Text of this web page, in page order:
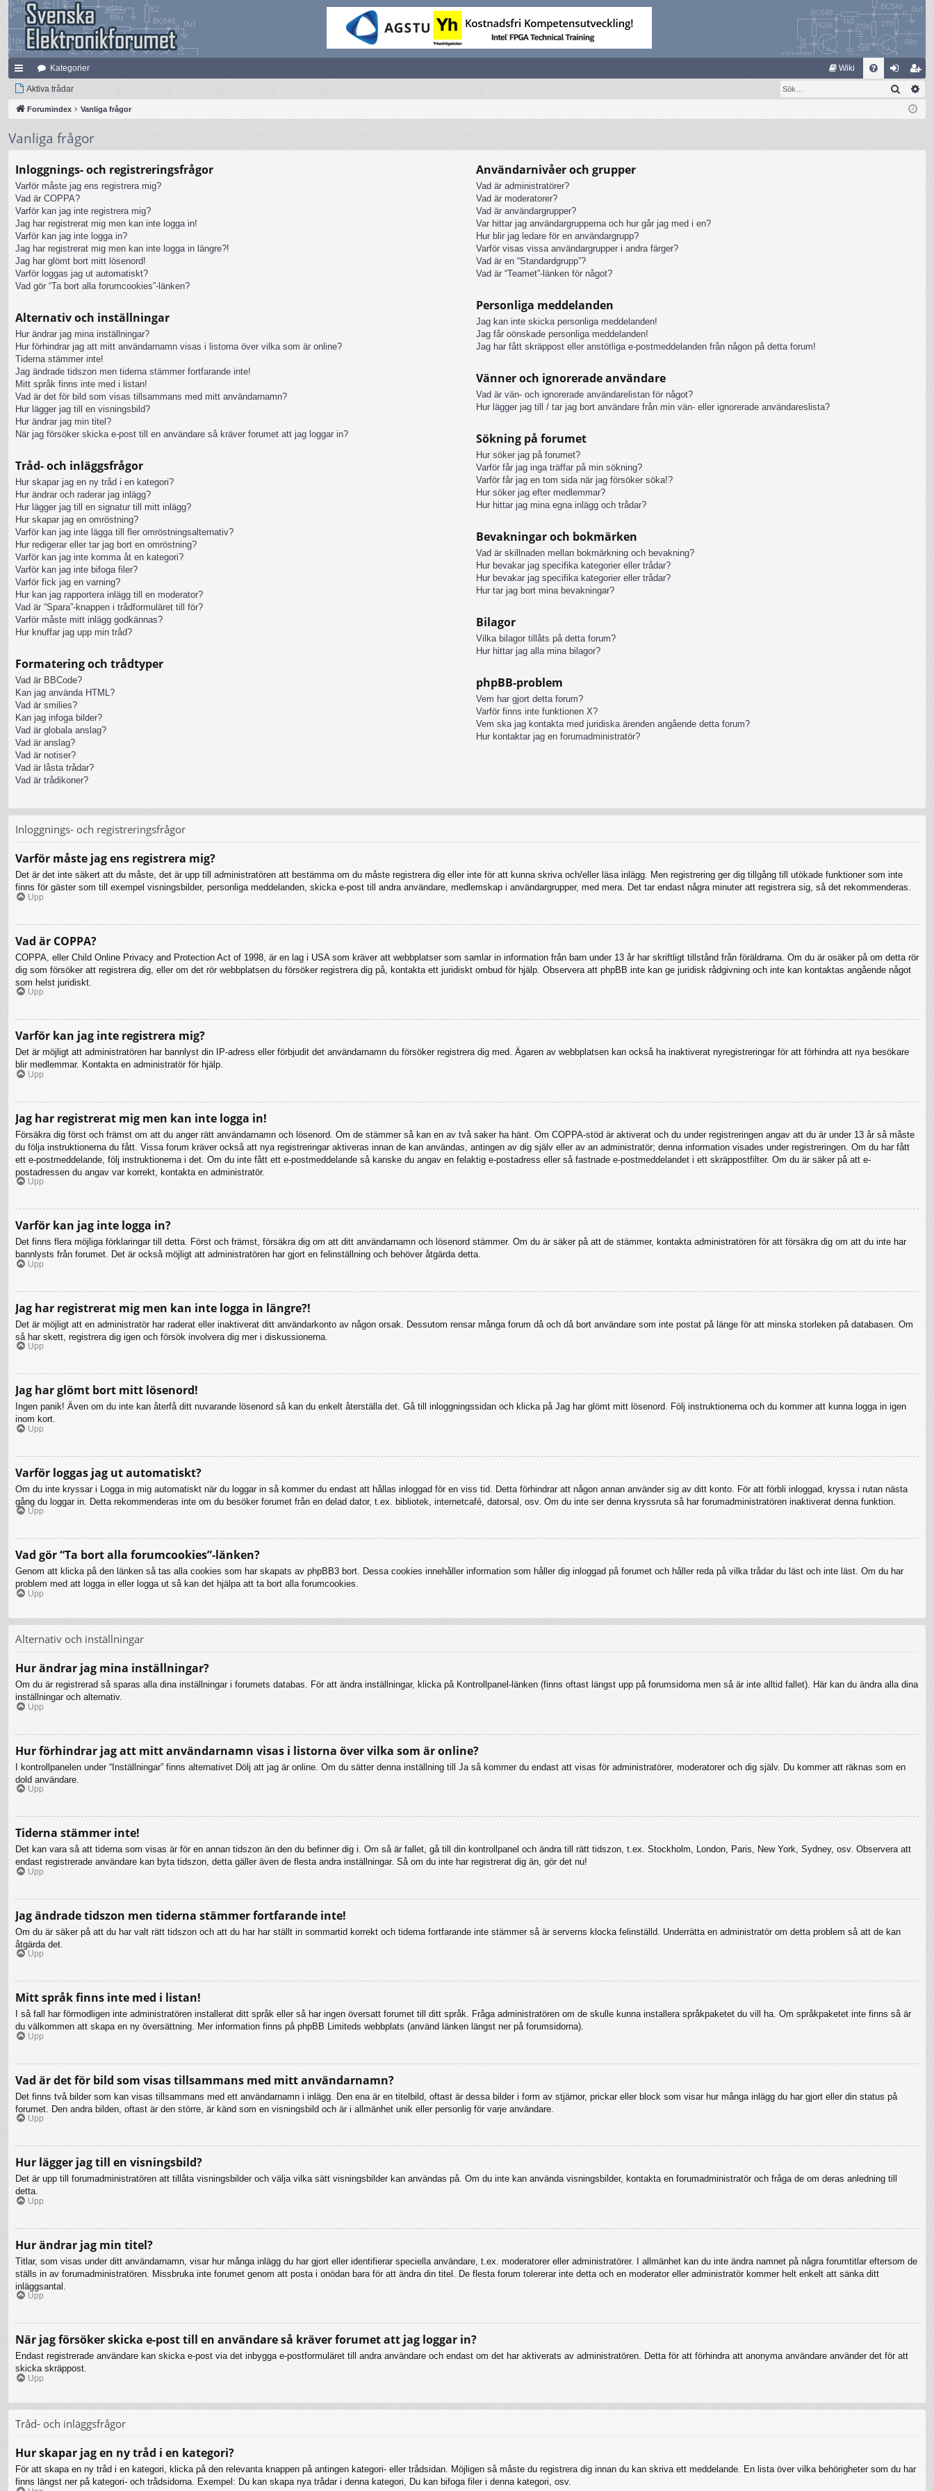
na
bb
nk
ar
Kategorier Wiki
og li
m
le
Aktiva trådar Sök
Forumindex Vanliga frågor
Vanliga frågor
Inloggnings- och registreringsfrågor
Varför måste jag ens registrera mig?
Vad är COPPA?
Varför kan jag inte registrera mig?
Jag har registrerat mig men kan inte logga in!
Varför kan jag inte logga in?
Jag har registrerat mig men kan inte logga in längre?!
Jag har glömt bort mitt lösenord!
Varför loggas jag ut automatiskt?
Vad gör “Ta bort alla forumcookies”-länken?
Alternativ och inställningar
Hur ändrar jag mina inställningar?
Hur förhindrar jag att mitt användarnamn visas i listorna över vilka som är online?
Tiderna stämmer inte!
Jag ändrade tidszon men tiderna stämmer fortfarande inte!
Mitt språk finns inte med i listan!
Vad är det för bild som visas tillsammans med mitt användarnamn?
Hur lägger jag till en visningsbild?
Hur ändrar jag min titel?
När jag försöker skicka e-post till en användare så kräver forumet att jag loggar in?
Tråd- och inläggsfrågor
Hur skapar jag en ny tråd i en kategori?
Hur ändrar och raderar jag inlägg?
Hur lägger jag till en signatur till mitt inlägg?
Hur skapar jag en omröstning?
Varför kan jag inte lägga till fler omröstningsalternativ?
Hur redigerar eller tar jag bort en omröstning?
Varför kan jag inte komma åt en kategori?
Varför kan jag inte bifoga filer?
Varför fick jag en varning?
Hur kan jag rapportera inlägg till en moderator?
Vad är “Spara”-knappen i trådformuläret till för?
Varför måste mitt inlägg godkännas?
Hur knuffar jag upp min tråd?
Formatering och trådtyper
Vad är BBCode?
Kan jag använda HTML?
Vad är smilies?
Kan jag infoga bilder?
Vad är globala anslag?
Vad är anslag?
Vad är notiser?
Vad är låsta trådar?
Vad är trådikoner?
Användarnivåer och grupper
Vad är administratörer?
Vad är moderatorer?
Vad är användargrupper?
Var hittar jag användargrupperna och hur går jag med i en?
Hur blir jag ledare för en användargrupp?
Varför visas vissa användargrupper i andra färger?
Vad är en “Standardgrupp”?
Vad är “Teamet”-länken för något?
Personliga meddelanden
Jag kan inte skicka personliga meddelanden!
Jag får oönskade personliga meddelanden!
Jag har fått skräppost eller anstötliga e-postmeddelanden från någon på detta forum!
Vänner och ignorerade användare
Vad är vän- och ignorerade användarelistan för något?
Hur lägger jag till / tar jag bort användare från min vän- eller ignorerade användareslista?
Sökning på forumet
Hur söker jag på forumet?
Varför får jag inga träffar på min sökning?
Varför får jag en tom sida när jag försöker söka!?
Hur söker jag efter medlemmar?
Hur hittar jag mina egna inlägg och trådar?
Bevakningar och bokmärken
Vad är skillnaden mellan bokmärkning och bevakning?
Hur bevakar jag specifika kategorier eller trådar?
Hur bevakar jag specifika kategorier eller trådar?
Hur tar jag bort mina bevakningar?
Bilagor
Vilka bilagor tillåts på detta forum?
Hur hittar jag alla mina bilagor?
phpBB-problem
Vem har gjort detta forum?
Varför finns inte funktionen X?
Vem ska jag kontakta med juridiska ärenden angående detta forum?
Hur kontaktar jag en forumadministratör?
Inloggnings- och registreringsfrågor
Varför måste jag ens registrera mig?
Det är det inte säkert att du måste, det är upp till administratören att bestämma om du måste registrera dig eller inte för att kunna skriva och/eller läsa inlägg. Men registrering ger dig tillgång till utökade funktioner som inte
finns för gäster som till exempel visningsbilder, personliga meddelanden, skicka e-post till andra användare, medlemskap i användargrupper, med mera. Det tar endast några minuter att registrera sig, så det rekommenderas.
Upp
Vad är COPPA?
COPPA, eller Child Online Privacy and Protection Act of 1998, är en lag i USA som kräver att webbplatser som samlar in information från barn under 13 år har skriftligt tillstånd från föräldrarna. Om du är osäker på om detta rör
dig som försöker att registrera dig, eller om det rör webbplatsen du försöker registrera dig på, kontakta ett juridiskt ombud för hjälp. Observera att phpBB inte kan ge juridisk rådgivning och inte kan kontaktas angående något
som helst juridiskt.
Upp
Varför kan jag inte registrera mig?
Det är möjligt att administratören har bannlyst din IP-adress eller förbjudit det användarnamn du försöker registrera dig med. Ägaren av webbplatsen kan också ha inaktiverat nyregistreringar för att förhindra att nya besökare
blir medlemmar. Kontakta en administratör för hjälp.
Upp
Jag har registrerat mig men kan inte logga in!
Försäkra dig först och främst om att du anger rätt användarnamn och lösenord. Om de stämmer så kan en av två saker ha hänt. Om COPPA-stöd är aktiverat och du under registreringen angav att du är under 13 år så måste
du följa instruktionerna du fått. Vissa forum kräver också att nya registreringar aktiveras innan de kan användas, antingen av dig själv eller av an administratör; denna information visades under registreringen. Om du har fått
ett e-postmeddelande, följ instruktionerna i det. Om du inte fått ett e-postmeddelande så kanske du angav en felaktig e-postadress eller så fastnade e-postmeddelandet i ett skräppostfilter. Om du är säker på att e-
postadressen du angav var korrekt, kontakta en administratör.
Upp
Varför kan jag inte logga in?
Det finns flera möjliga förklaringar till detta. Först och främst, försäkra dig om att ditt användarnamn och lösenord stämmer. Om du är säker på att de stämmer, kontakta administratören för att försäkra dig om att du inte har
bannlysts från forumet. Det är också möjligt att administratören har gjort en felinställning och behöver åtgärda detta.
Upp
Jag har registrerat mig men kan inte logga in längre?!
Det är möjligt att en administratör har raderat eller inaktiverat ditt användarkonto av någon orsak. Dessutom rensar många forum då och då bort användare som inte postat på länge för att minska storleken på databasen. Om
så har skett, registrera dig igen och försök involvera dig mer i diskussionerna.
Upp
Jag har glömt bort mitt lösenord!
Ingen panik! Även om du inte kan återfå ditt nuvarande lösenord så kan du enkelt återställa det. Gå till inloggningssidan och klicka på Jag har glömt mitt lösenord. Följ instruktionerna och du kommer att kunna logga in igen
inom kort.
Upp
Varför loggas jag ut automatiskt?
Om du inte kryssar i Logga in mig automatiskt när du loggar in så kommer du endast att hållas inloggad för en viss tid. Detta förhindrar att någon annan använder sig av ditt konto. För att förbli inloggad, kryssa i rutan nästa
gång du loggar in. Detta rekommenderas inte om du besöker forumet från en delad dator, t.ex. bibliotek, internetcafé, datorsal, osv. Om du inte ser denna kryssruta så har forumadministratören inaktiverat denna funktion.
Upp
Vad gör “Ta bort alla forumcookies”-länken?
Genom att klicka på den länken så tas alla cookies som har skapats av phpBB3 bort. Dessa cookies innehåller information som håller dig inloggad på forumet och håller reda på vilka trådar du läst och inte läst. Om du har
problem med att logga in eller logga ut så kan det hjälpa att ta bort alla forumcookies.
Upp
Alternativ och inställningar
Hur ändrar jag mina inställningar?
Om du är registrerad så sparas alla dina inställningar i forumets databas. För att ändra inställningar, klicka på Kontrollpanel-länken (finns oftast längst upp på forumsidorna men så är inte alltid fallet). Här kan du ändra alla dina
inställningar och alternativ.
Upp
Hur förhindrar jag att mitt användarnamn visas i listorna över vilka som är online?
I kontrollpanelen under “Inställningar” finns alternativet Dölj att jag är online. Om du sätter denna inställning till Ja så kommer du endast att visas för administratörer, moderatorer och dig själv. Du kommer att räknas som en
dold användare.
Upp
Tiderna stämmer inte!
Det kan vara så att tiderna som visas är för en annan tidszon än den du befinner dig i. Om så är fallet, gå till din kontrollpanel och ändra till rätt tidszon, t.ex. Stockholm, London, Paris, New York, Sydney, osv. Observera att
endast registrerade användare kan byta tidszon, detta gäller även de flesta andra inställningar. Så om du inte har registrerat dig än, gör det nu!
Upp
Jag ändrade tidszon men tiderna stämmer fortfarande inte!
Om du är säker på att du har valt rätt tidszon och att du har har ställt in sommartid korrekt och tiderna fortfarande inte stämmer så är serverns klocka felinställd. Underrätta en administratör om detta problem så att de kan
åtgärda det.
Upp
Mitt språk finns inte med i listan!
I så fall har förmodligen inte administratören installerat ditt språk eller så har ingen översatt forumet till ditt språk. Fråga administratören om de skulle kunna installera språkpaketet du vill ha. Om språkpaketet inte finns så är
du välkommen att skapa en ny översättning. Mer information finns på phpBB Limiteds webbplats (använd länken längst ner på forumsidorna).
Upp
Vad är det för bild som visas tillsammans med mitt användarnamn?
Det finns två bilder som kan visas tillsammans med ett användarnamn i inlägg. Den ena är en titelbild, oftast är dessa bilder i form av stjärnor, prickar eller block som visar hur många inlägg du har gjort eller din status på
forumet. Den andra bilden, oftast är den större, är känd som en visningsbild och är i allmänhet unik eller personlig för varje användare.
Upp
Hur lägger jag till en visningsbild?
Det är upp till forumadministratören att tillåta visningsbilder och välja vilka sätt visningsbilder kan användas på. Om du inte kan använda visningsbilder, kontakta en forumadministratör och fråga de om deras anledning till
detta.
Upp
Hur ändrar jag min titel?
Titlar, som visas under ditt användarnamn, visar hur många inlägg du har gjort eller identifierar speciella användare, t.ex. moderatorer eller administratörer. I allmänhet kan du inte ändra namnet på några forumtitlar eftersom de
ställs in av forumadministratören. Missbruka inte forumet genom att posta i onödan bara för att ändra din titel. De flesta forum tolererar inte detta och en moderator eller administratör kommer helt enkelt att sänka ditt
inläggsantal.
Upp
När jag försöker skicka e-post till en användare så kräver forumet att jag loggar in?
Endast registrerade användare kan skicka e-post via det inbygga e-postformuläret till andra användare och endast om det har aktiverats av administratören. Detta för att förhindra att anonyma användare använder det för att
skicka skräppost.
Upp
Tråd- och inläggsfrågor
Hur skapar jag en ny tråd i en kategori?
För att skapa en ny tråd i en kategori, klicka på den relevanta knappen på antingen kategori- eller trådsidan. Möjligen så måste du registrera dig innan du kan skriva ett meddelande. En lista över vilka behörigheter som du har
finns längst ner på kategori- och trådsidorna. Exempel: Du kan skapa nya trådar i denna kategori, Du kan bifoga filer i denna kategori, osv.